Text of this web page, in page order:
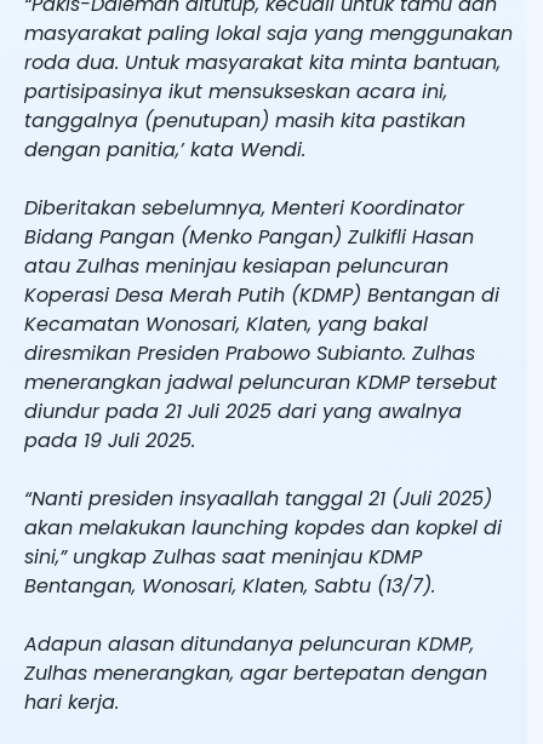
masyarakat paling lokal saja yang menggunakan
roda dua. Untuk masyarakat kita minta bantuan,
partisipasinya ikut mensukseskan acara ini,
tanggalnya (penutupan) masih kita pastikan
dengan panitia,’ kata Wendi.
Diberitakan sebelumnya, Menteri Koordinator
Bidang Pangan (Menko Pangan) Zulkifli Hasan
atau Zulhas meninjau kesiapan peluncuran
Koperasi Desa Merah Putih (KDMP) Bentangan di
Kecamatan Wonosari, Klaten, yang bakal
diresmikan Presiden Prabowo Subianto. Zulhas
menerangkan jadwal peluncuran KDMP tersebut
diundur pada 21 Juli 2025 dari yang awalnya
pada 19 Juli 2025.
“Nanti presiden insyaallah tanggal 21 (Juli 2025)
akan melakukan launching kopdes dan kopkel di
sini,” ungkap Zulhas saat meninjau KDMP
Bentangan, Wonosari, Klaten, Sabtu (13/7).
Adapun alasan ditundanya peluncuran KDMP,
Zulhas menerangkan, agar bertepatan dengan
hari kerja.